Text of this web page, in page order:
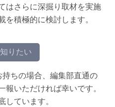
はさらに深掘り取材を実施
積極的に検討します。
りたい
ちの場合、編集部直通の
いただければ幸いです。
ています。